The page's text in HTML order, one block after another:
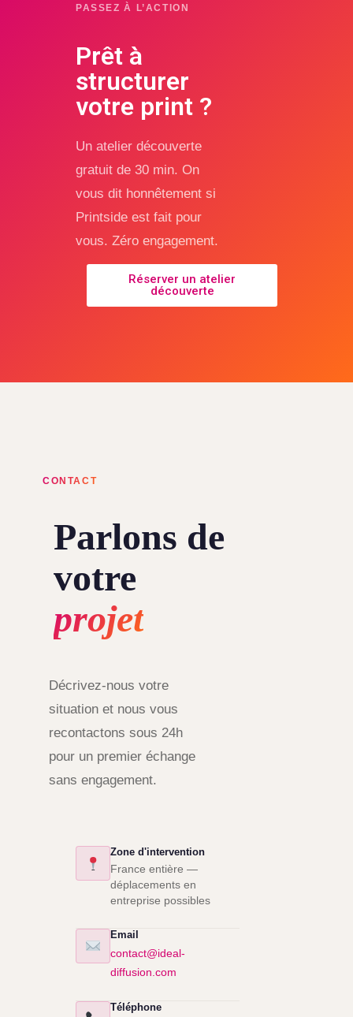
PASSEZ À L’ACTION
Prêt à
structurer
votre print ?
Un atelier découverte
gratuit de 30 min. On
vous dit honnêtement si
Printside est fait pour
vous. Zéro engagement.
Réserver un atelier
découverte
CONTACT
Parlons de
votre
projet
Décrivez-nous votre
situation et nous vous
recontactons sous 24h
pour un premier échange
sans engagement.
Zone d'intervention
France entière —
déplacements en
entreprise possibles
Email
contact@ideal-
diffusion.com
Téléphone